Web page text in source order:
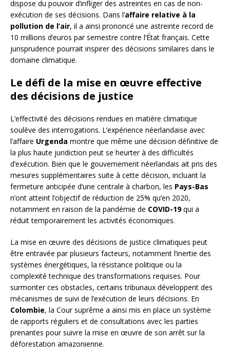
dispose du pouvoir d’infliger des astreintes en cas de non-
exécution de ses décisions. Dans l’affaire relative à la
pollution de l’air, il a ainsi prononcé une astreinte record de
10 millions d’euros par semestre contre l’État français. Cette
jurisprudence pourrait inspirer des décisions similaires dans le
domaine climatique.
Le défi de la mise en œuvre effective
des décisions de justice
L’effectivité des décisions rendues en matière climatique
soulève des interrogations. L’expérience néerlandaise avec
l’affaire Urgenda montre que même une décision définitive de
la plus haute juridiction peut se heurter à des difficultés
d’exécution. Bien que le gouvernement néerlandais ait pris des
mesures supplémentaires suite à cette décision, incluant la
fermeture anticipée d’une centrale à charbon, les Pays-Bas
n’ont atteint l’objectif de réduction de 25% qu’en 2020,
notamment en raison de la pandémie de COVID-19qui a
réduit temporairement les activités économiques.
La mise en œuvre des décisions de justice climatiques peut
être entravée par plusieurs facteurs, notamment l’inertie des
systèmes énergétiques, la résistance politique ou la
complexité technique des transformations requises. Pour
surmonter ces obstacles, certains tribunaux développent des
mécanismes de suivi de l’exécution de leurs décisions. En
Colombie, la Cour suprême a ainsi mis en place un système
de rapports réguliers et de consultations avec les parties
prenantes pour suivre la mise en œuvre de son arrêt sur la
déforestation amazonienne.